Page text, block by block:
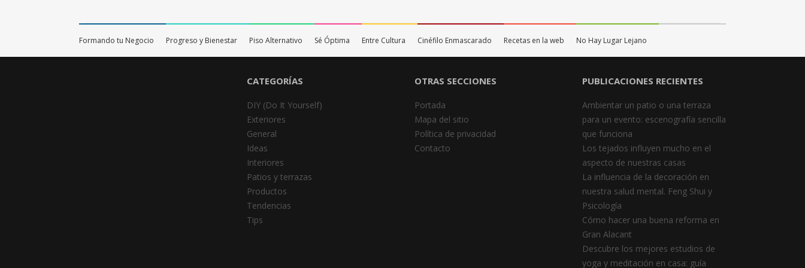
Formando tu Negocio Progreso y Bienestar Piso Alternativo Sé Óptima Entre Cultura Cinéfilo Enmascarado Recetas en la web No Hay Lugar Lejano
CATEGORÍAS
DIY (Do It Yourself)
Exteriores
General
Ideas
Interiores
Patios y terrazas
Productos
Tendencias
Tips
OTRAS SECCIONES
Portada
Mapa del sitio
Política de privacidad
Contacto
PUBLICACIONES RECIENTES
Ambientar un patio o una terraza
para un evento: escenografía sencilla
que funciona
Los tejados influyen mucho en el
aspecto de nuestras casas
La influencia de la decoración en
nuestra salud mental. Feng Shui y
Psicología
Cómo hacer una buena reforma en
Gran Alacant
Descubre los mejores estudios de
yoga y meditación en casa: guía